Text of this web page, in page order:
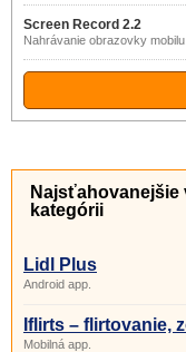
Screen Record 2.2
Nahrávanie obrazovky mobilu.
Najsťahovanejšie
kategórii
Lidl Plus
Android app.
Iflirts – flirtovanie,
Mobilná app.